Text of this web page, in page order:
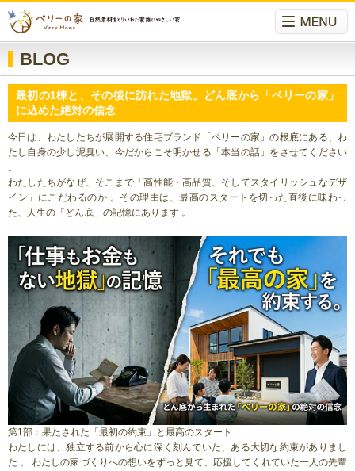
BLOG
最初の1棟と、その後に訪れた地獄。どん底から「ベリーの家」
に込めた絶対の信念
今日は、わたしたちが展開する住宅ブランド「ベリーの家」の根底にある、わ
たし自身の少し泥臭い、今だからこそ明かせる「本当の話」をさせてください
。
わたしたちがなぜ、そこまで「高性能・高品質、そしてスタイリッシュなデザ
イン」にこだわるのか 。その理由は、最高のスタートを切った直後に味わっ
た、人生の「どん底」の記憶にあります 。
第1部：果たされた「最初の約束」と最高のスタート
わたしには、独立する前から心に深く刻んでいた、ある大切な約束がありまし
た 。 わたしの家づくりへの想いをずっと見て、応援してくれていた一人の先輩